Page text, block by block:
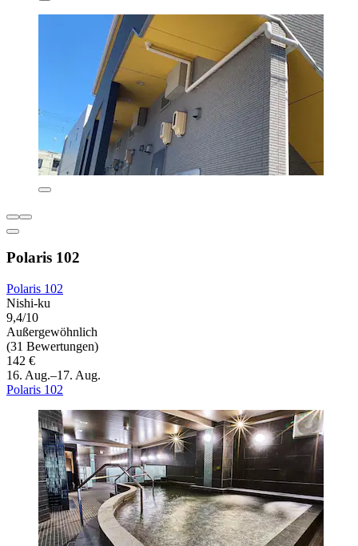
Polaris 102
Polaris 102
Nishi-ku
9,4/10
Außergewöhnlich
(31 Bewertungen)
142 €
16. Aug.–17. Aug.
Polaris 102